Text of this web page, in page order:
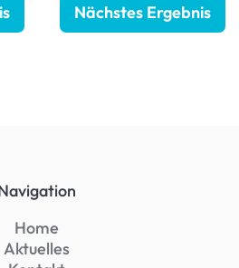
Nächstes Ergebnis
Home
Aktuelles